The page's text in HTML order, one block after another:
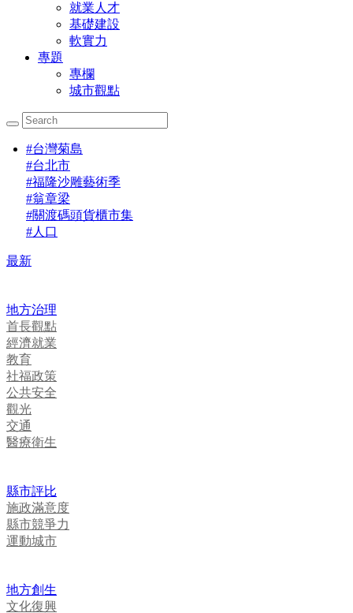
就業人才
基礎建設
軟實力
專題
專欄
城市觀點
#台灣菊島
#台北市
#福隆沙雕藝術季
#翁章梁
#關渡碼頭貨櫃市集
#人口
最新
地方治理
首長觀點
經濟就業
教育
社福政策
公共安全
觀光
交通
醫療衛生
縣市評比
施政滿意度
縣市競爭力
運動城市
地方創生
文化復興